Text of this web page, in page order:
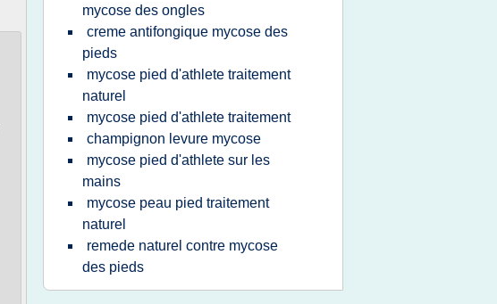
mycose des ongles
creme antifongique mycose des
pieds
mycose pied d'athlete traitement
naturel
mycose pied d'athlete traitement
champignon levure mycose
mycose pied d'athlete sur les
mains
mycose peau pied traitement
naturel
remede naturel contre mycose
des pieds